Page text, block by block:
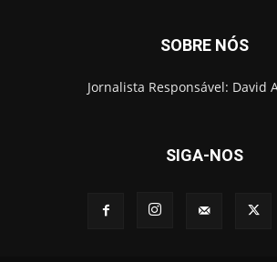
SOBRE NÓS
Jornalista Responsável: David
SIGA-NOS